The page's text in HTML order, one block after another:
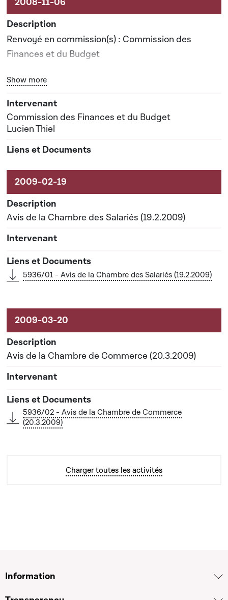
Renvoyé en commission(s) : Commission des
Finances et du Budget
Rapporteur(s) : Monsieur Lucien Thiel
Date prévisionnelle du rapport de commission : 30-
04-2009
Bouton graphique servant à afficher ou cacher tous les
Show more
Commission des Finances et du Budget
Lucien Thiel
Avis de la Chambre des Salariés (19.2.2009)
5936/01 - Avis de la Chambre des Salariés (19.2.2009)
Avis de la Chambre de Commerce (20.3.2009)
5936/02 - Avis de la Chambre de Commerce
(20.3.2009)
Charger toutes les activités
Information